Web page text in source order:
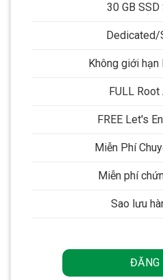
30 GB
Không giới hạn
FULL
FREE Let's
Miễn Phí
Miễn phí
Sao lưu
ĐĂNG